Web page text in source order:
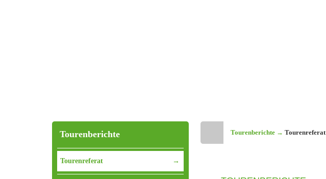
Tourenberichte → Tourenreferat
Tourenberichte
Tourenreferat